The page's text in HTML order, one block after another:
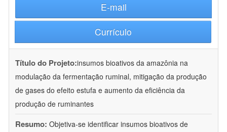
E-mail
Currículo
Título do Projeto:insumos bioativos da amazônia na
modulação da fermentação ruminal, mitigação da produção
de gases do efeito estufa e aumento da eficiência da
produção de ruminantes
Resumo: Objetiva-se identificar insumos bioativos de